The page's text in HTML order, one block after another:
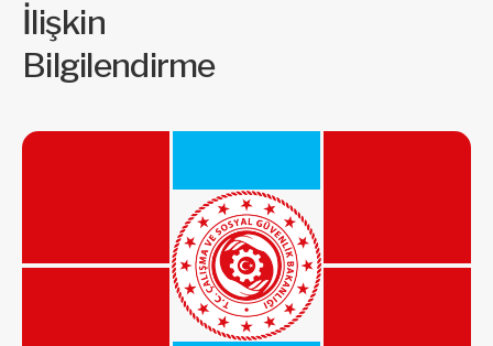
İlişkin
Bilgilendirme